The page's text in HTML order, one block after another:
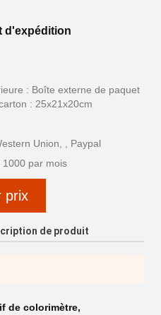
d'expédition
: Boîte externe de paquet
: 25x21x20cm
Union, , Paypal
par mois
prix
de produit
de colorimètre,